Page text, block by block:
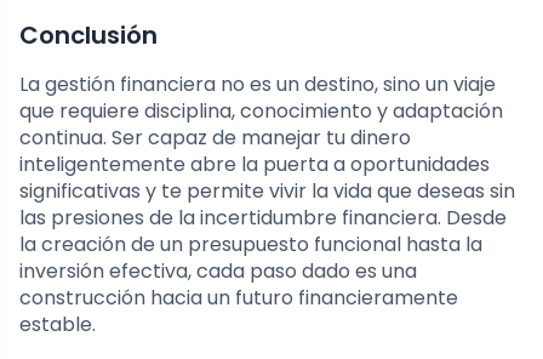
Conclusión
La gestión financiera no es un destino, sino un viaje
que requiere disciplina, conocimiento y adaptación
continua. Ser capaz de manejar tu dinero
inteligentemente abre la puerta a oportunidades
significativas y te permite vivir la vida que deseas sin
las presiones de la incertidumbre financiera. Desde
la creación de un presupuesto funcional hasta la
inversión efectiva, cada paso dado es una
construcción hacia un futuro financieramente
estable.